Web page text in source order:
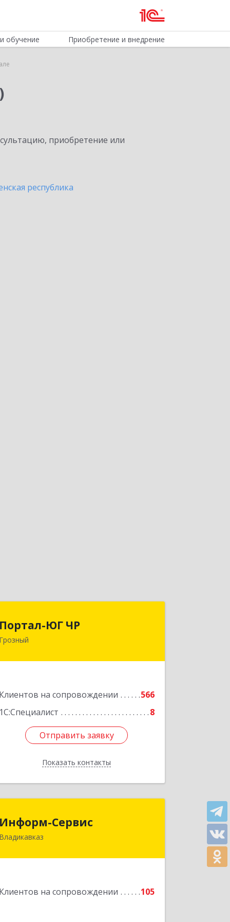
обучение Приобретение и внедрение
приобретение или
республика
Портал-ЮГ ЧР
Грозный
Клиентов на сопровождении
566
1С:Специалист
8
Отправить заявку
Показать контакты
364906, Чеченская Респ, Грозный г,
Отправить заявку
Назад
Информ-Сервис
Владикавказ
Клиентов на сопровождении 105
362020, Северная Осетия - Алания
Подробнее